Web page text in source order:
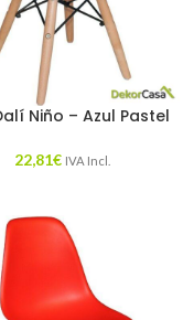
Niño – Azul Pastel
22,81€ IVA Incl.